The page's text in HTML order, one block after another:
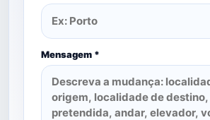
Mensagem *